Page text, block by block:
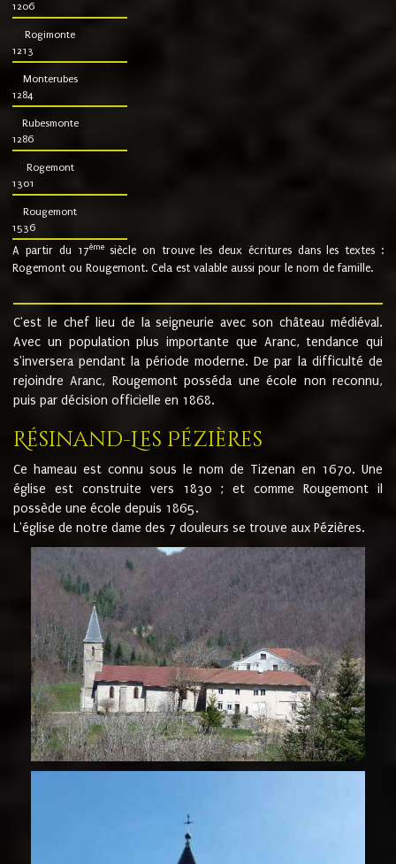
1206
Rogimonte
1213
Monterubes
1284
Rubesmonte
1286
Rogemont
1301
Rougemont
1536
A partir du 17ème siècle on trouve les deux écritures dans les textes :
Rogemont ou Rougemont. Cela est valable aussi pour le nom de famille.
C'est le chef lieu de la seigneurie avec son château médiéval.
Avec un population plus importante que Aranc, tendance qui
s'inversera pendant la période moderne. De par la difficulté de
rejoindre Aranc, Rougemont posséda une école non reconnu,
puis par décision officielle en 1868.
Résinand-Les Pézières
Ce hameau est connu sous le nom de Tizenan en 1670. Une
église est construite vers 1830 ; et comme Rougemont il
possède une école depuis 1865.
L'église de notre dame des 7 douleurs se trouve aux Pézières.